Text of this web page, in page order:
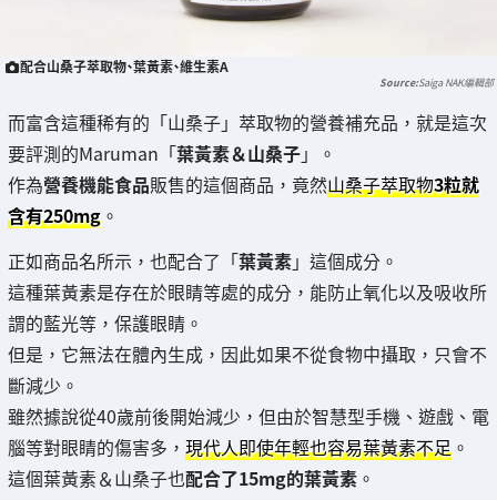
配合山桑子萃取物、葉黃素、維生素A
Saiga NAK編輯部
而富含這種稀有的「山桑子」萃取物的營養補充品，就是這次
要評測的Maruman「葉黃素＆山桑子」。
作為營養機能食品販售的這個商品，竟然山桑子萃取物3粒就
含有250mg 。
正如商品名所示，也配合了「葉黃素」這個成分。
這種葉黃素是存在於眼睛等處的成分，能防止氧化以及吸收所
謂的藍光等，保護眼睛。
但是，它無法在體內生成，因此如果不從食物中攝取，只會不
斷減少。
雖然據說從40歲前後開始減少，但由於智慧型手機、遊戲、電
腦等對眼睛的傷害多， 現代人即使年輕也容易葉黃素不足 。
這個葉黃素＆山桑子也配合了15mg的葉黃素 。